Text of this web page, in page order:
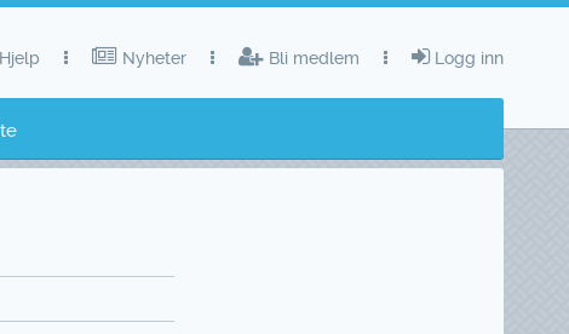
Logg inn
Bli medlem
Nyheter